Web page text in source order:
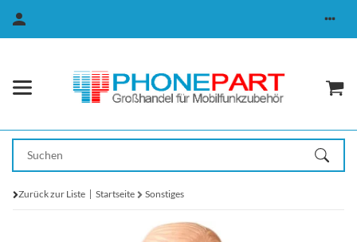
Zurück zur Liste Startseite Sonstiges